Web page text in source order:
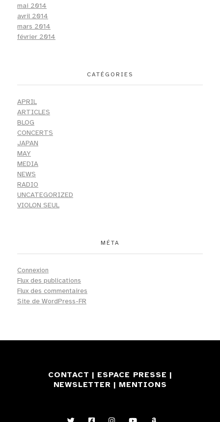
mai 2014
avril 2014
mars 2014
février 2014
CATÉGORIES
APRIL
ARTICLES
BLOG
CONCERTS
JAPAN
MAY
MEDIA
NEWS
RADIO
UNCATEGORIZED
VIOLON SEUL
MÉTA
Connexion
Flux des publications
Flux des commentaires
Site de WordPress-FR
CONTACT | ESPACE PRESSE |
NEWSLETTER | MENTIONS